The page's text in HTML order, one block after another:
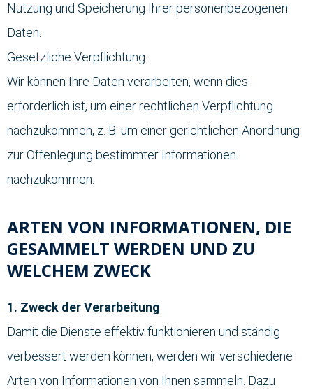
Nutzung und Speicherung Ihrer personenbezogenen
Daten.
Gesetzliche Verpflichtung:
Wir können Ihre Daten verarbeiten, wenn dies
erforderlich ist, um einer rechtlichen Verpflichtung
nachzukommen, z. B. um einer gerichtlichen Anordnung
zur Offenlegung bestimmter Informationen
nachzukommen.
ARTEN VON INFORMATIONEN, DIE
GESAMMELT WERDEN UND ZU
WELCHEM ZWECK
1. Zweck der Verarbeitung
Damit die Dienste effektiv funktionieren und ständig
verbessert werden können, werden wir verschiedene
Arten von Informationen von Ihnen sammeln. Dazu